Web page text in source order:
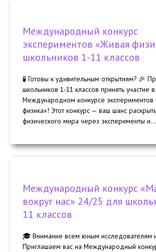
Международный конкурс
экспериментов «Живая
школьников 1-11 классов
🧪 Готовы к удивительным открытиям? 🎉
школьников 1-11 классов принять участие в
Международном конкурсе экспериментов
физика»! Этот конкурс — ваш шанс
физического мира через эксперименты и...
Международный конкурс
вокруг нас» 24/25 для
11 классов
🎓 Внимание всем юным исследователям
Приглашаем вас на Международный